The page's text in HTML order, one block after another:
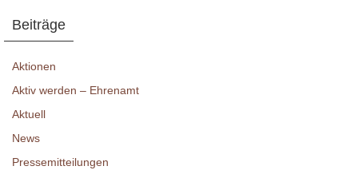
Beiträge
Aktionen
Aktiv werden – Ehrenamt
Aktuell
News
Pressemitteilungen